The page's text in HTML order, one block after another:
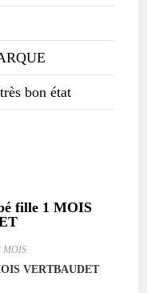
bon état
MOIS
VERTBAUDET